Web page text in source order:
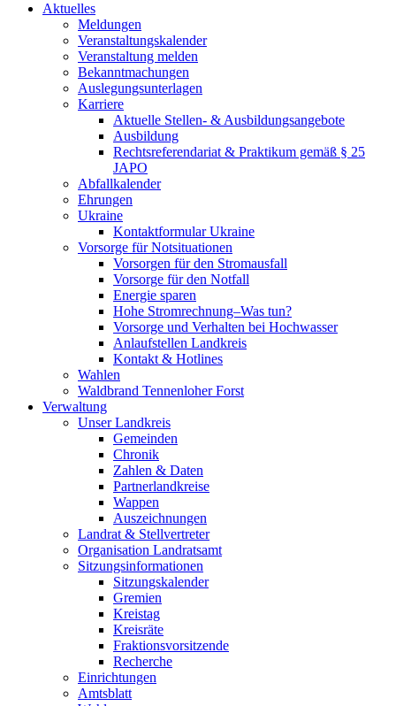
Aktuelles
Meldungen
Veranstaltungskalender
Veranstaltung melden
Bekanntmachungen
Auslegungsunterlagen
Karriere
Aktuelle Stellen- & Ausbildungsangebote
Ausbildung
Rechtsreferendariat & Praktikum gemäß § 25
JAPO
Abfallkalender
Ehrungen
Ukraine
Kontaktformular Ukraine
Vorsorge für Notsituationen
Vorsorgen für den Stromausfall
Vorsorge für den Notfall
Energie sparen
Hohe Stromrechnung–Was tun?
Vorsorge und Verhalten bei Hochwasser
Anlaufstellen Landkreis
Kontakt & Hotlines
Wahlen
Waldbrand Tennenloher Forst
Verwaltung
Unser Landkreis
Gemeinden
Chronik
Zahlen & Daten
Partnerlandkreise
Wappen
Auszeichnungen
Landrat & Stellvertreter
Organisation Landratsamt
Sitzungsinformationen
Sitzungskalender
Gremien
Kreistag
Kreisräte
Fraktionsvorsitzende
Recherche
Einrichtungen
Amtsblatt